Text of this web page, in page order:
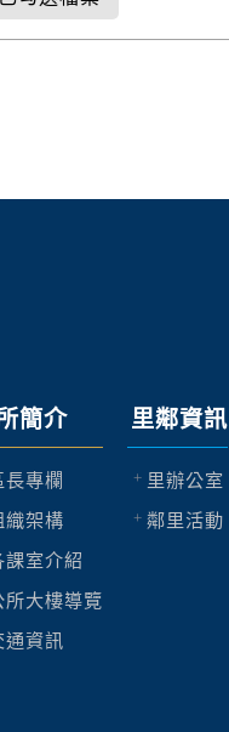
簡介
長專欄
織架構
課室介紹
所大樓導覽
通資訊
里鄰資訊
里辦公室
鄰里活動